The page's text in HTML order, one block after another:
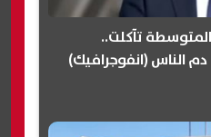
تآكلت..
الناس (انفوجرافيك)